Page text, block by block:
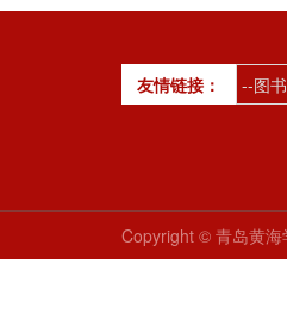
友情链接：
Copyright © 青岛黄